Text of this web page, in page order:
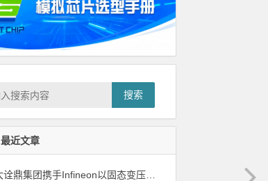
搜索
最近文章
大联大诠鼎集团携手Infineon以固态变压器重构配电效率新标杆